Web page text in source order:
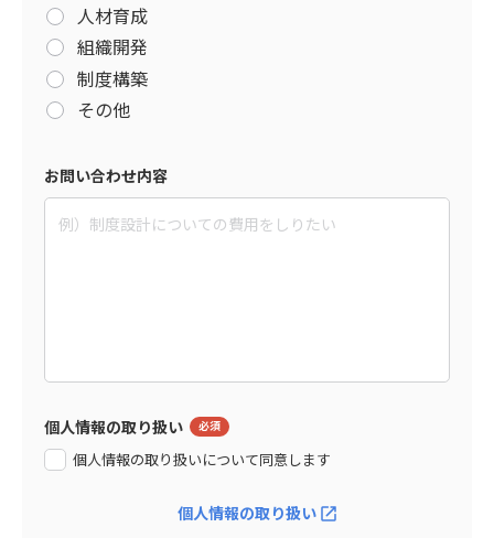
人材育成
組織開発
制度構築
その他
お問い合わせ内容
個人情報の取り扱い
個人情報の取り扱いについて同意します
個人情報の取り扱い